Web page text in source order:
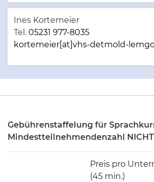
Ines Kortemeier
Tel. 05231 977-8035
kortemeier[at]vhs-detmold-
Gebührenstaffelung für
Mindestteilnehmendenzahl
Preis pro
(45 min.)